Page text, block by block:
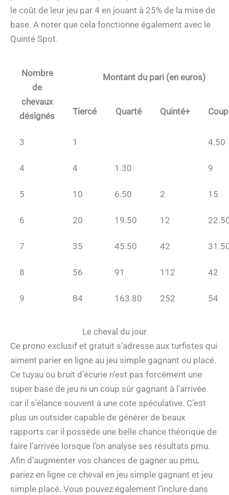
le coût de leur jeu par 4 en jouant à 25% de la mise de
base. A noter que cela fonctionne également avec le
Quinté Spot.
Nombre
de
chevaux
désignés
Montant du pari (en euros)
Tiercé Quarté Quinté+
3 1 4.50
4 4 1.30 9
5 10 6.50 2 15
6 20 19.50 12
7 35 45.50 42
8 56 91 112 42
9 84 163.80 252 54
Le cheval du jour
Ce prono exclusif et gratuit s’adresse aux turfistes qui
aiment parier en ligne au jeu simple gagnant ou placé.
Ce tuyau ou bruit d’écurie n’est pas forcément une
super base de jeu ni un coup sûr gagnant à l’arrivée
car il s’élance souvent à une cote spéculative. C’est
plus un outsider capable de générer de beaux
rapports car il possède une belle chance théorique de
faire l’arrivée lorsque l’on analyse ses résultats pmu.
Afin d’augmenter vos chances de gagner au pmu,
pariez en ligne ce cheval en jeu simple gagnant et jeu
simple placé. Vous pouvez également l’inclure dans